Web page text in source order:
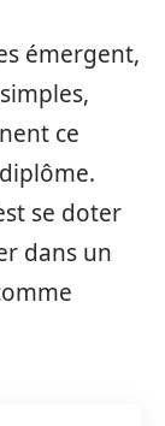
émergent,
ce
se doter
dans un